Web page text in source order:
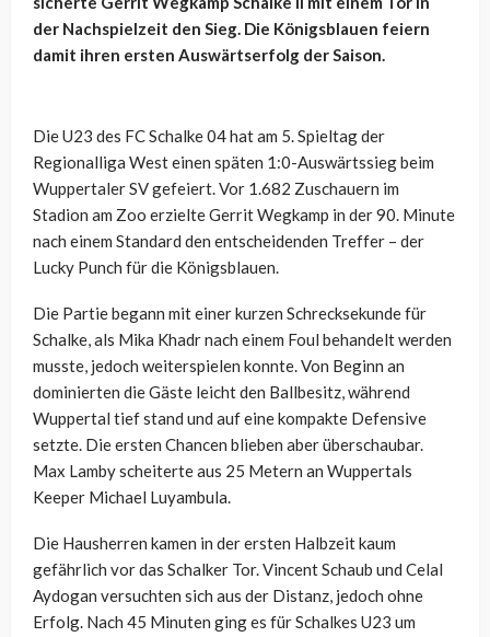
der Nachspielzeit den Sieg. Die Königsblauen feiern
damit ihren ersten Auswärtserfolg der Saison.
Die U23 des FC Schalke 04 hat am 5. Spieltag der
Regionalliga West einen späten 1:0-Auswärtssieg beim
Wuppertaler SV gefeiert. Vor 1.682 Zuschauern im
Stadion am Zoo erzielte Gerrit Wegkamp in der 90. Minute
nach einem Standard den entscheidenden Treffer – der
Lucky Punch für die Königsblauen.
Die Partie begann mit einer kurzen Schrecksekunde für
Schalke, als Mika Khadr nach einem Foul behandelt werden
musste, jedoch weiterspielen konnte. Von Beginn an
dominierten die Gäste leicht den Ballbesitz, während
Wuppertal tief stand und auf eine kompakte Defensive
setzte. Die ersten Chancen blieben aber überschaubar.
Max Lamby scheiterte aus 25 Metern an Wuppertals
Keeper Michael Luyambula.
Die Hausherren kamen in der ersten Halbzeit kaum
gefährlich vor das Schalker Tor. Vincent Schaub und Celal
Aydogan versuchten sich aus der Distanz, jedoch ohne
Erfolg. Nach 45 Minuten ging es für Schalkes U23 um